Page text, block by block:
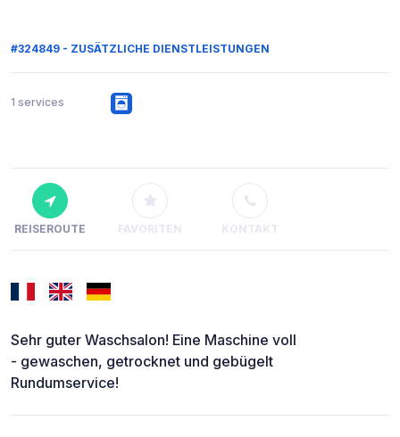
#324849 - ZUSÄTZLICHE DIENSTLEISTUNGEN
1 services
REISEROUTE FAVORITEN KONTAKT
Sehr guter Waschsalon! Eine Maschine voll
- gewaschen, getrocknet und gebügelt
Rundumservice!